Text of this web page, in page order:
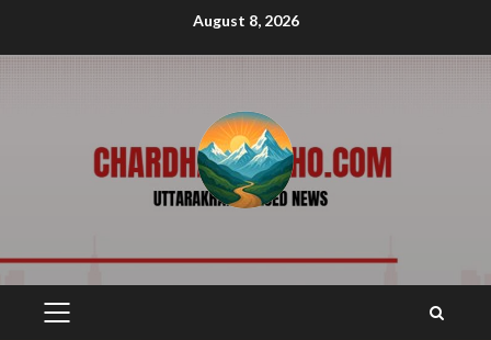
August 8, 2026
PRIMARY